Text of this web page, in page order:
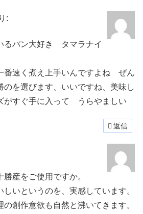
:
パン大好き
タマラナイ
番速く煮え上手いんですよね ぜん
のを選びます、いいですね、美味し
がすぐ手に入って
うらやましい
返信
産をご使用ですか。
いというのを、実感しています。
創作意欲も自然と沸いてきます。